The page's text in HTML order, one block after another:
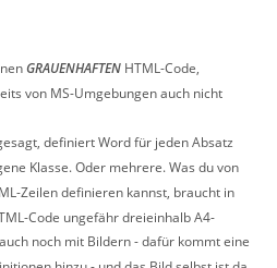
GRAUENHAFTEN HTML-Code,
von MS-Umgebungen auch nicht
definiert Word für jeden Absatz
Klasse. Oder mehrere. Was du von
Zeilen definieren kannst, braucht in
Code ungefähr dreieinhalb A4-
noch mit Bildern - dafür kommt eine